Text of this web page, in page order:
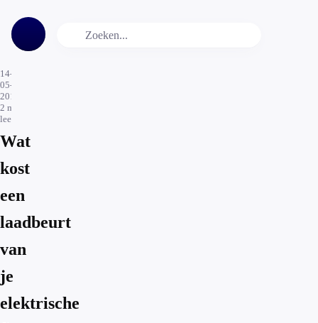
14-
05-
2019
2 min.
leestijd
Wat
kost
een
laadbeurt
van
je
elektrische